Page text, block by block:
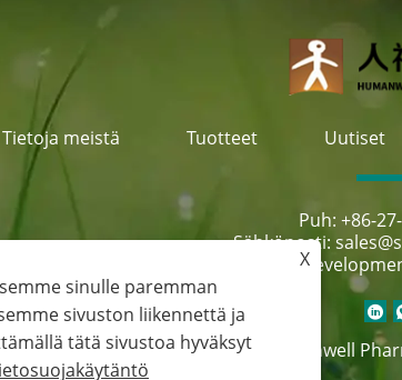
Tietoja meistä Tuotteet Uutiset
Puh: +86-
Sähköposti:
Gedian Economic
© 2022 Hubei Gedian Humanwell
X
sinulle paremman
sivuston liikennettä ja
tätä sivustoa hyväksyt